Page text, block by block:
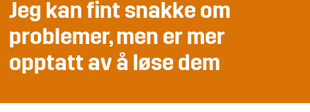
Jeg kan fint snakke om
problemer, men er mer
opptatt av å løse dem